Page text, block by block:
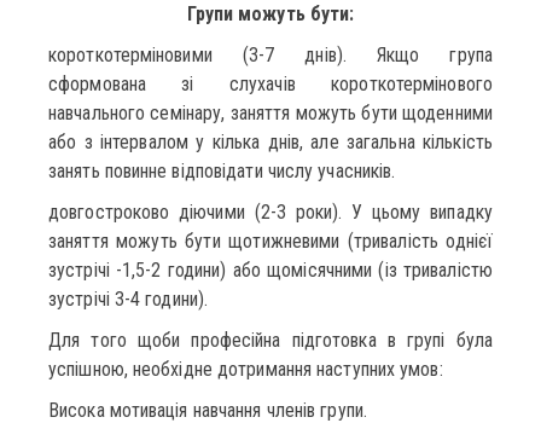
Групи можуть бути:
короткотерміновими (3-7 днів). Якщо група
сформована зі слухачів короткотермінового
навчального семінару, заняття можуть бути щоденними
або з інтервалом у кілька днів, але загальна кількість
занять повинне відповідати числу учасників.
довгостроково діючими (2-3 роки). У цьому випадку
заняття можуть бути щотижневими (тривалість однієї
зустрічі -1,5-2 години) або щомісячними (із тривалістю
зустрічі 3-4 години).
Для того щоби професійна підготовка в групі була
успішною, необхідне дотримання наступних умов:
Висока мотивація навчання членів групи.